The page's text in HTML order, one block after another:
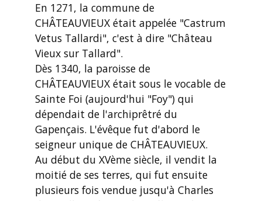
En 1271, la commune de
CHÂTEAUVIEUX était appelée "Castrum
Vetus Tallardi", c'est à dire "Château
Vieux sur Tallard".
Dès 1340, la paroisse de
CHÂTEAUVIEUX était sous le vocable de
Sainte Foi (aujourd'hui "Foy") qui
dépendait de l'archiprêtré du
Gapençais. L'évêque fut d'abord le
seigneur unique de CHÂTEAUVIEUX.
Au début du XVème siècle, il vendit la
moitié de ses terres, qui fut ensuite
plusieurs fois vendue jusqu'à Charles